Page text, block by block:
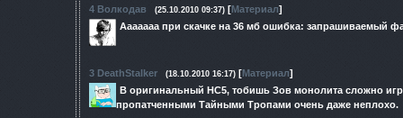
4 Волкодав (25.10.2010 09:37) [Материал]
Ааааааа при скачке на 36 мб ошибка: запрашиваемый
3 DeathStalker (18.10.2010 16:17) [Материал]
В оригинальный НС5, тобишь Зов монолита сложно
пропатченными Тайными Тропами очень даже неплохо.